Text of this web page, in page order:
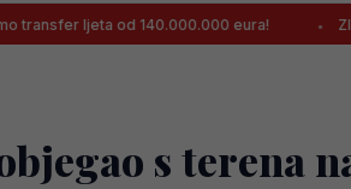
od 140.000.000 eura! Zlatko Dalić
s terena